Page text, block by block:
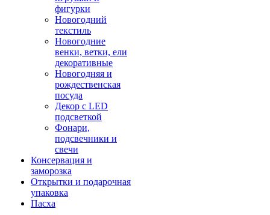
фигурки
Новогодний
текстиль
Новогодние
венки, ветки, ели
декоративные
Новогодняя и
рождественская
посуда
Декор с LED
подсветкой
Фонари,
подсвечники и
свечи
Консервация и
заморозка
Открытки и подарочная
упаковка
Пасха